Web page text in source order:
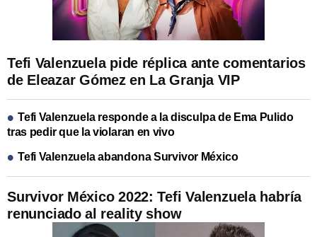
Survivor México 2022: Tefi Valenzuela habría
renunciado al reality show
Tefi Valenzuela pide réplica ante comentarios
de Eleazar Gómez en La Granja VIP
Tefi Valenzuela responde a la disculpa de Ema Pulido
tras pedir que la violaran en vivo
Tefi Valenzuela abandona Survivor México